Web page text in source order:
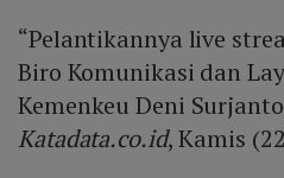
“Pelantikannya live
Biro Komunikasi dan
Kemenkeu Deni
Katadata.co.id, Kamis